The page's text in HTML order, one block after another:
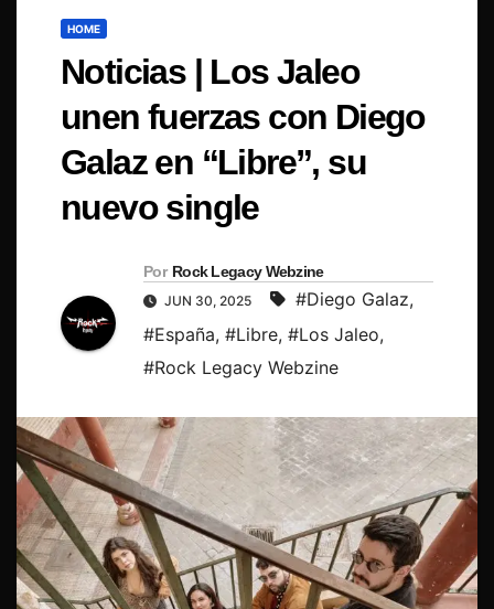
HOME
Noticias | Los Jaleo
unen fuerzas con Diego
Galaz en “Libre”, su
nuevo single
Por Rock Legacy Webzine
JUN 30, 2025 #Diego Galaz,
#España, #Libre, #Los Jaleo,
#Rock Legacy Webzine